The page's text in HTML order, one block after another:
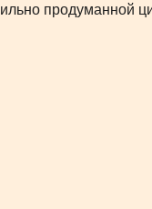
продуманной